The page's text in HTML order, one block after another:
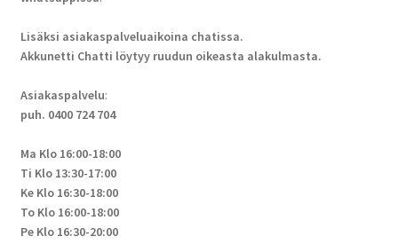
Lisäksi asiakaspalveluaikoina chatissa.
Akkunetti Chatti löytyy ruudun oikeasta alakulmasta.
Asiakaspalvelu:
puh. 0400 724 704
Ma Klo 16:00-18:00
Ti Klo 13:30-17:00
Ke Klo 16:30-18:00
To Klo 16:00-18:00
Pe Klo 16:30-20:00